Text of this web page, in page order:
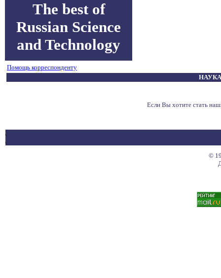
The best of
Russian Science
and Technology
Помощь корреспонденту
Если Вы хотите стать
©